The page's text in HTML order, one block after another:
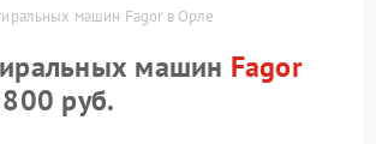
машин Fagor в Орле
машин Fagor
руб.